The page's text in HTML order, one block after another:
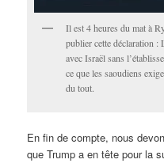
Il est 4 heures du mat à
publier cette déclaration :
avec Israël sans
ce que les saoudiens
du tout.
En fin de compte, nous
que Trump a en tête pour la